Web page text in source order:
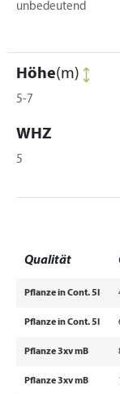
unbedeutend
Höhe(m)
5-7
WHZ
5
Qualität
Pflanze in Cont. 5l
Pflanze in Cont. 5l
Pflanze 3xv mB
Pflanze 3xv mB